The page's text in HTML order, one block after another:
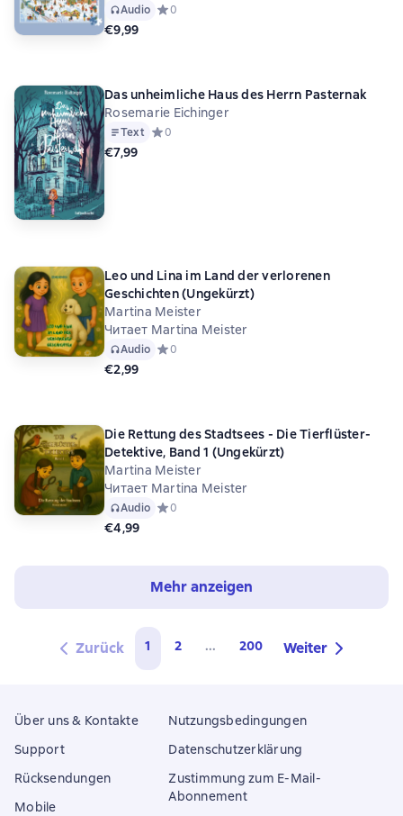
Audio Средний рейтинг 0 на основе 0 оценок
0
€9,99
Das unheimliche Haus des Herrn Pasternak
Rosemarie Eichinger
Text Средний рейтинг 0 на основе 0 оценок
0
€7,99
Leo und Lina im Land der verlorenen
Geschichten (Ungekürzt)
Martina Meister
Читает Martina Meister
Audio Средний рейтинг 0 на основе 0 оценок
0
€2,99
Die Rettung des Stadtsees - Die Tierflüster-
Detektive, Band 1 (Ungekürzt)
Martina Meister
Читает Martina Meister
Audio Средний рейтинг 0 на основе 0 оценок
0
€4,99
Mehr anzeigen
Zurück 1 2 ... 200 Weiter
Über uns & Kontakte
Support
Rücksendungen
Mobile
Nutzungsbedingungen
Datenschutzerklärung
Zustimmung zum E-Mail-
Abonnement